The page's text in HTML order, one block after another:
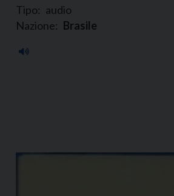
Tipo: audio
Nazione: Brasile